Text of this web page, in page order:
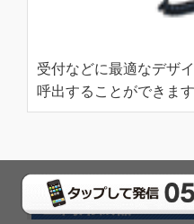
受付などに最適なデザ
呼出することができます
室内用機器